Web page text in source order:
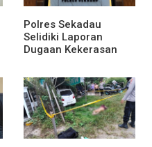
Polres Sekadau
Selidiki Laporan
Dugaan Kekerasan
Anak Dibawah Umur